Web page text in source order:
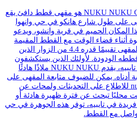
مقهى القطط NUKU NUKU CATCAFE هو مقهى قطط دافئ يقع
على طول شارع هانكو في حي وانهوا
المكان الحميم في قرية وانشو، ويدعو
أثناء قضاء الوقت مع القطط المقيمة
في أجواء مريحة. يحمل المقهى تقييمًا قدره 4.4 من الزوار الذين
الودودة. لأولئك الذين يستكشفون
الأحياء القديمة في مدينة تايبيه، يقدم NUKU NUKU ملاذًا هادئًا
أدناه. يمكن للضيوف متابعة المقهى على
إنستغرام nukunukucatcafe للاطلاع على التحديثات ولمحات عن
محليًا تبحث عن فترة ظهيرة هادئة أو
في تايبيه، توفر هذه الجوهرة في حي
مع القطط.